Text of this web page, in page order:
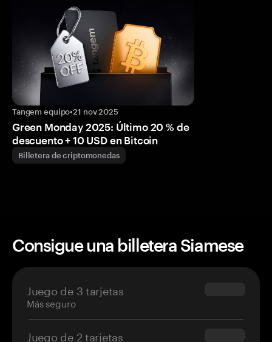
Tangem equipo•21 nov 2025
Green Monday 2025: Último 20 % de
descuento + 10 USD en Bitcoin
Billetera de criptomonedas
Consigue una billetera Siamese
Juego de 3 tarjetas
Más seguro
$69.90
Juego de 2 tarjetas $54.90